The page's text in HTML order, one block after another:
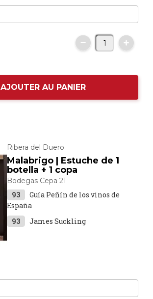
AJOUTER AU PANIER
Ribera del Duero
Malabrigo | Estuche de 1
botella + 1 copa
Bodegas Cepa 21
93
Guía Peñín de los vinos de
España
93
James Suckling